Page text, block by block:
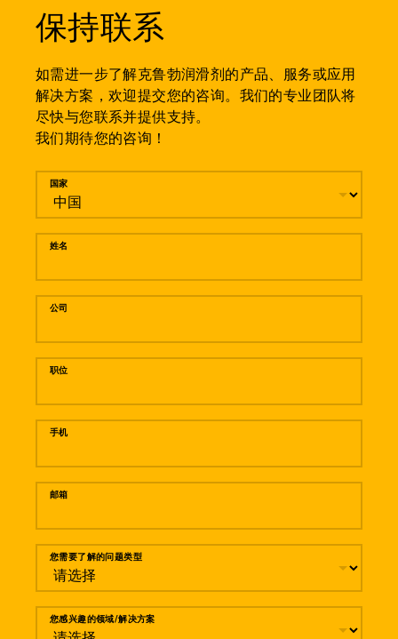
保持联系
如需进一步了解克鲁勃润滑剂的产品、服务或应用
解决方案，欢迎提交您的咨询。我们的专业团队将
尽快与您联系并提供支持。
我们期待您的咨询！
留言
国家
姓名
公司
职位
手机
邮箱
您需要了解的问题类型
您感兴趣的领域/解决方案